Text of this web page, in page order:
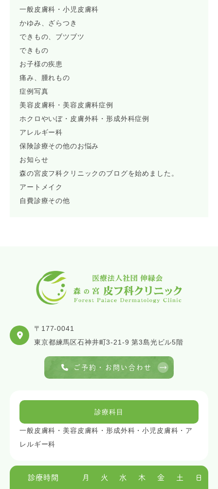
一般皮膚科・小児皮膚科
かゆみ、ざらつき
できもの、ブツブツ
できもの
お子様の疾患
痛み、腫れもの
症例写真
美容皮膚科・美容皮膚科症例
ホクロやいぼ・皮膚外科・形成外科症例
アレルギー科
保険診療その他のお悩み
お知らせ
森の宮皮フ科クリニックのブログを始めました。
アートメイク
自費診療その他
〒177-0041
東京都練馬区石神井町3-21-9 第3島光ビル5階
ご予約・お問い合わせ
診療科目
一般皮膚科・美容皮膚科・形成外科・小児皮膚科・ア
レルギー科
診療時間 月 火 水 木 金 土 日